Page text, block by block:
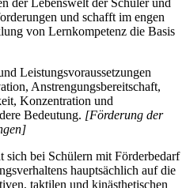
der Lebenswelt der Schüler und
und schafft im engen
von Lernkompetenz die Basis
Leistungsvoraussetzungen
Anstrengungsbereitschaft,
Konzentration und
Bedeutung. [Förderung der
sich bei Schülern mit Förderbedarf
hauptsächlich auf die
taktilen und kinästhetischen